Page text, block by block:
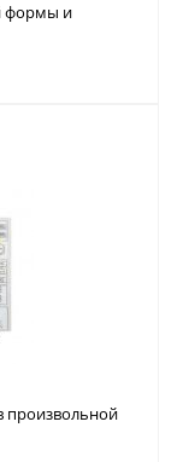
формы и
произвольной